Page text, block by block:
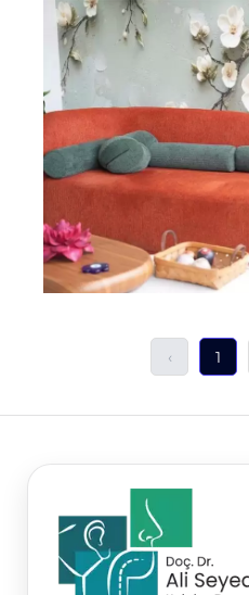
‹ 1
Aradığınızı yazın